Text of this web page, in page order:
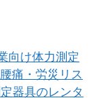
向け体力測定
痛・労災リス
器具のレンタ